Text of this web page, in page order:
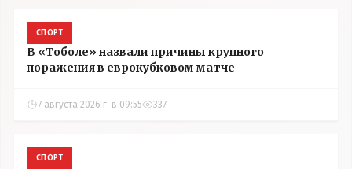
СПОРТ
В «Тоболе» назвали причины крупного
поражения в еврокубковом матче
7 августа 2026 г. в 09:55 337
СПОРТ